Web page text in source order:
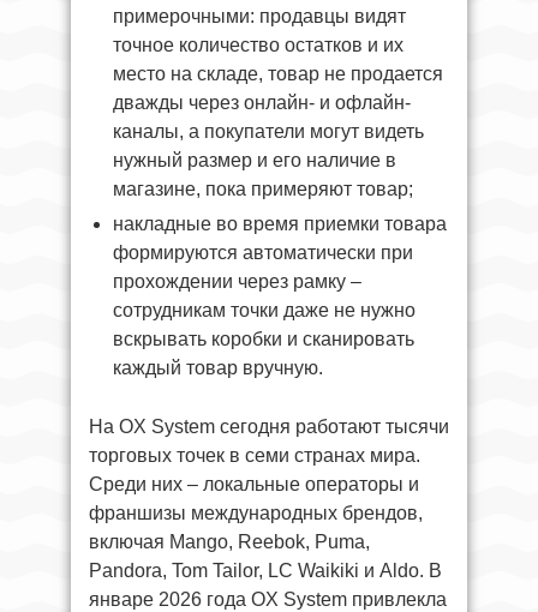
примерочными: продавцы видят
точное количество остатков и их
место на складе, товар не продается
дважды через онлайн- и офлайн-
каналы, а покупатели могут видеть
нужный размер и его наличие в
магазине, пока примеряют товар;
накладные во время приемки товара
формируются автоматически при
прохождении через рамку –
сотрудникам точки даже не нужно
вскрывать коробки и сканировать
каждый товар вручную.
На OX System сегодня работают тысячи
торговых точек в семи странах мира.
Среди них – локальные операторы и
франшизы международных брендов,
включая Mango, Reebok, Puma,
Pandora, Tom Tailor, LC Waikiki и Aldo. В
январе 2026 года OX System привлекла